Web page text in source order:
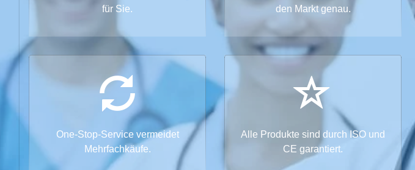
für Sie.
den Markt genau.
One-Stop-Service vermeidet
Mehrfachkäufe.
Alle Produkte sind durch ISO und
CE garantiert.